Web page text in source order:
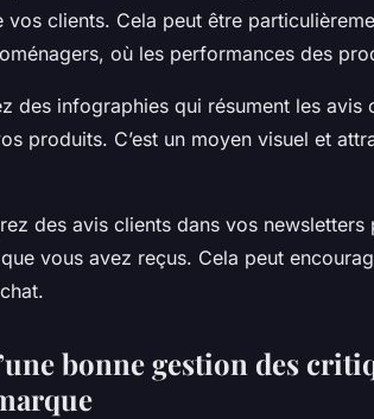
clients. Cela peut être
où les performances des
des infographies qui résument les avis
produits. C’est un moyen visuel et
des avis clients dans vos
vous avez reçus. Cela peut
bonne gestion des